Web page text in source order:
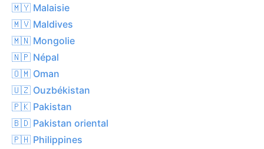
🇲🇾 Malaisie
🇲🇻 Maldives
🇲🇳 Mongolie
🇳🇵 Népal
🇴🇲 Oman
🇺🇿 Ouzbékistan
🇵🇰 Pakistan
🇧🇩 Pakistan oriental
🇵🇭 Philippines